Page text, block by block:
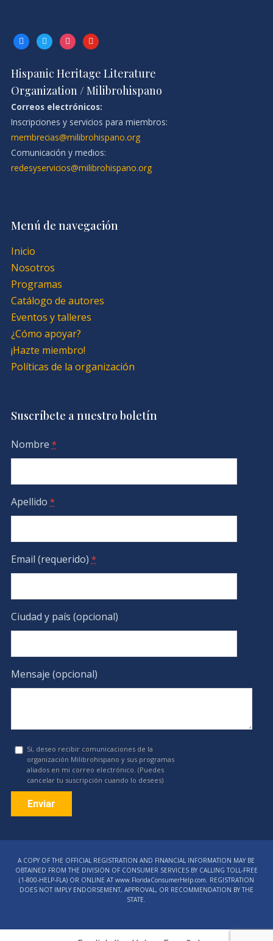
facebooktwitterinstagramyoutube
Hispanic Heritage Literature
Organization / Milibrohispano
Correos electrónicos:
Inscripciones y servicios para miembros:
membrecias@milibrohispano.org
Comunicación y medios:
redesyservicios@milibrohispano.org
Menú de navegación
Inicio
Nosotros
Programas
Catálogo de autores
Eventos y talleres
¿Cómo apoyar?
¡Hazte miembro!
Políticas de la organización
Suscríbete a nuestro boletín
Nombre *
Apellido *
Email (requerido) *
Ciudad y país (opcional)
Mensaje (opcional)
Sí, deseo recibir comunicaciones de la
organización Milibrohispano y sus programas
aliados en mi correo electrónico. (Puedes
cancelar tu suscripción cuando lo desees)
Use.
Please
leave
A COPY OF THE OFFICIAL REGISTRATION AND FINANCIAL INFORMATION MAY BE
OBTAINED FROM THE DIVISION OF CONSUMER SERVICES BY CALLING TOLL-FREE
(1‑800‑HELP‑FLA) OR ONLINE AT www.FloridaConsumerHelp.com. REGISTRATION
DOES NOT IMPLY ENDORSEMENT, APPROVAL, OR RECOMMENDATION BY THE
STATE.